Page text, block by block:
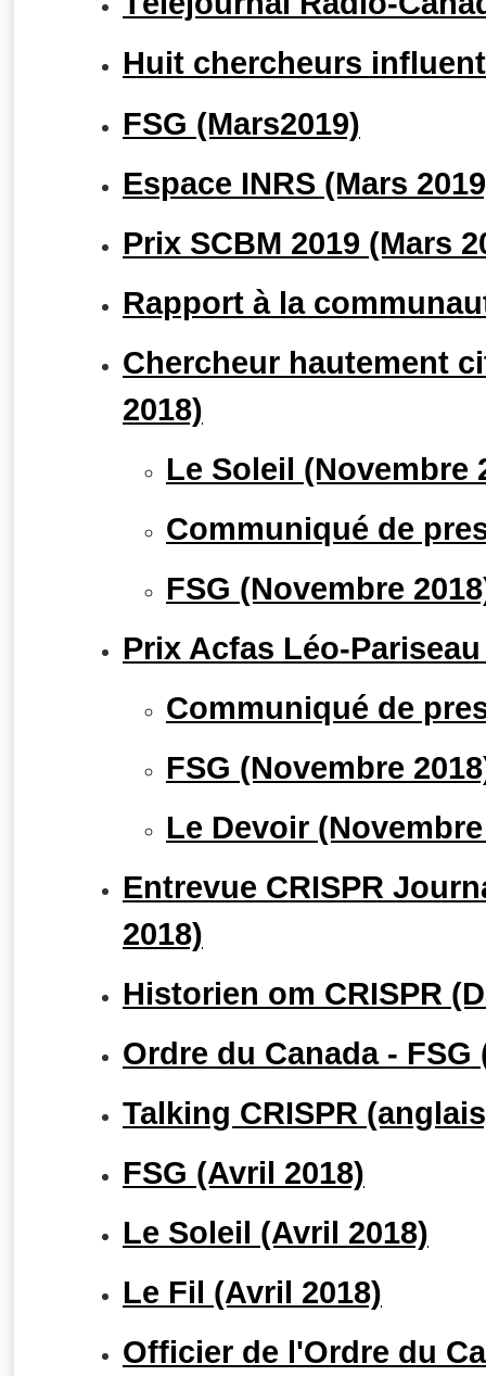
Huit chercheurs
FSG (Mars2019)
Espace INRS (Mars
Prix SCBM 2019 (Mars
Rapport à la
Chercheur hautement
2018)
Le Soleil (Novembre
Communiqué de
FSG (Novembre
Prix Acfas Léo-
Communiqué de
FSG (Novembre
Le Devoir
Entrevue CRISPR
2018)
Historien om CRISPR
Ordre du Canada - FSG
Talking CRISPR
FSG (Avril 2018)
Le Soleil (Avril 2018)
Le Fil (Avril 2018)
Officier de l'Ordre du